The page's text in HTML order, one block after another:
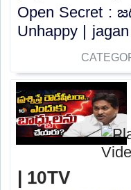
Open Secret :
Unhappy |
| 10TV